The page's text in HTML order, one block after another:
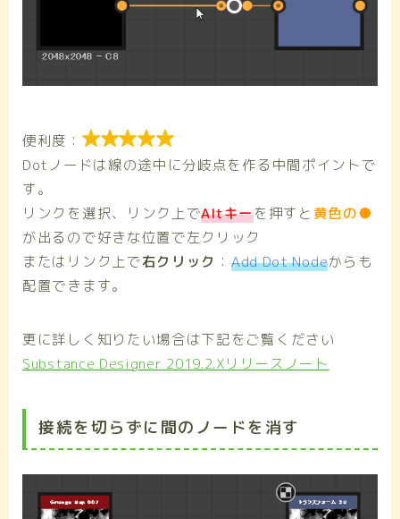
便利度： 
Dotノードは線の途中に分岐点を作る中間ポイントで
す。
リンクを選択、リンク上でAltキーを押すと 黄色の●
が出るので好きな位置で左クリック
またはリンク上で右クリック ： Add Dot Nodeからも
配置できます。
更に詳しく知りたい場合は下記をご覧ください
Substance Designer 2019.2.Xリリースノート
接続を切らずに間のノードを消す